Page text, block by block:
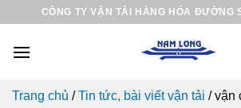
content
CÔNG TY VẬN TẢI HÀNG HÓA ĐƯỜNG
Trang chủ /Tin tức, bài viết vận tải /vận